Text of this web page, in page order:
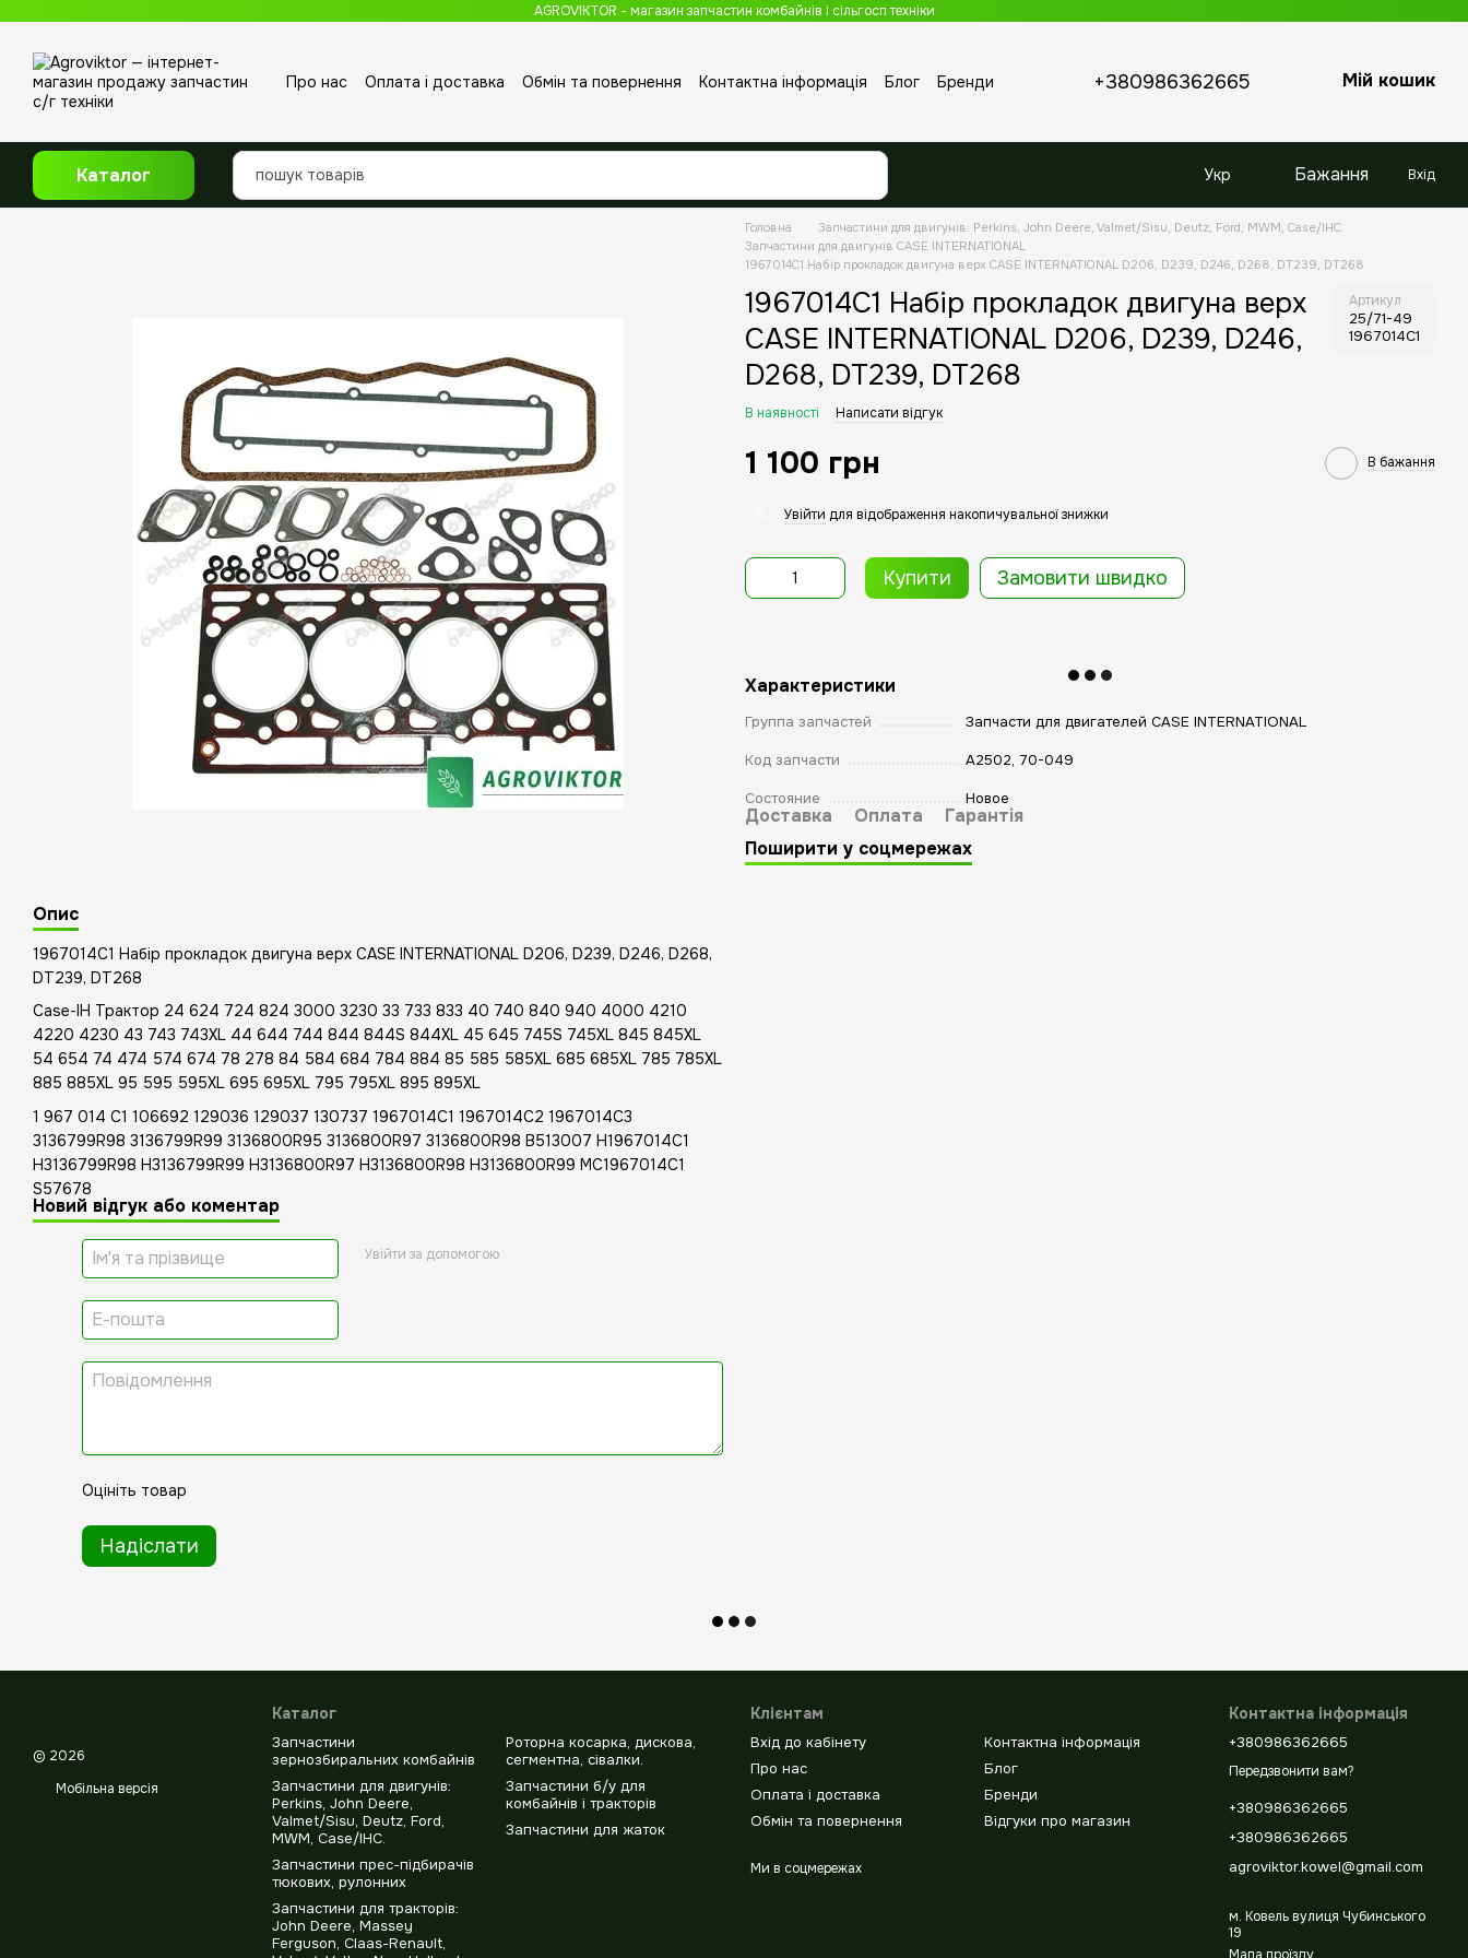
AGROVIKTOR - магазин запчастин комбайнів і сільгосп техніки
Про нас Оплата і доставка Обмін та повернення Контактна інформація Блог
Бренди
+380986362665 Мій кошик
Каталог Укр Бажання Вхід
Опис
1967014C1 Набір прокладок двигуна верх CASE INTERNATIONAL D206, D239, D246, D268,
DT239, DT268
Case-IH Трактор 24 624 724 824 3000 3230 33 733 833 40 740 840 940 4000 4210
4220 4230 43 743 743XL 44 644 744 844 844S 844XL 45 645 745S 745XL 845 845XL
54 654 74 474 574 674 78 278 84 584 684 784 884 85 585 585XL 685 685XL 785 785XL
885 885XL 95 595 595XL 695 695XL 795 795XL 895 895XL
1 967 014 C1 106692 129036 129037 130737 1967014C1 1967014C2 1967014C3
3136799R98 3136799R99 3136800R95 3136800R97 3136800R98 B513007 H1967014C1
H3136799R98 H3136799R99 H3136800R97 H3136800R98 H3136800R99 MC1967014C1
S57678
Новий відгук або коментар
Увійти за допомогою
Оцініть товар
Надіслати
Головна
Запчастини для двигунів: Perkins, John Deere, Valmet/Sisu, Deutz, Ford, MWM, Case/IHC.
Запчастини для двигунів CASE INTERNATIONAL
1967014C1 Набір прокладок двигуна верх CASE INTERNATIONAL D206, D239, D246, D268, DT239, DT268
1967014C1 Набір прокладок двигуна верх
CASE INTERNATIONAL D206, D239, D246,
D268, DT239, DT268
Артикул
25/71-49
1967014C1
В наявності Написати відгук
1 100 грн В бажання
Увійти для відображення накопичувальної знижки
Купити Замовити швидко
Характеристики
Группа запчастей Запчасти для двигателей CASE INTERNATIONAL
Код запчасти A2502, 70-049
Состояние Новое
Доставка Оплата
Гарантія
Поширити у соцмережах
© 2026
Мобільна версія
Каталог
Запчастини
зернозбиральних комбайнів
Запчастини для двигунів:
Perkins, John Deere,
Valmet/Sisu, Deutz, Ford,
MWM, Case/IHC.
Запчастини прес-підбирачів
тюкових, рулонних
Запчастини для тракторів:
John Deere, Massey
Ferguson, Claas-Renault,
Роторна косарка, дискова,
сегментна, сівалки.
Запчастини б/у для
комбайнів і тракторів
Запчастини для жаток
Клієнтам
Вхід до кабінету
Про нас
Оплата і доставка
Обмін та повернення
Контактна інформація
Блог
Бренди
Відгуки про магазин
Ми в соцмережах
Контактна інформація
+380986362665
Передзвонити вам?
+380986362665
+380986362665
agroviktor.kowel@gmail.com
м. Ковель вулиця Чубинського
19